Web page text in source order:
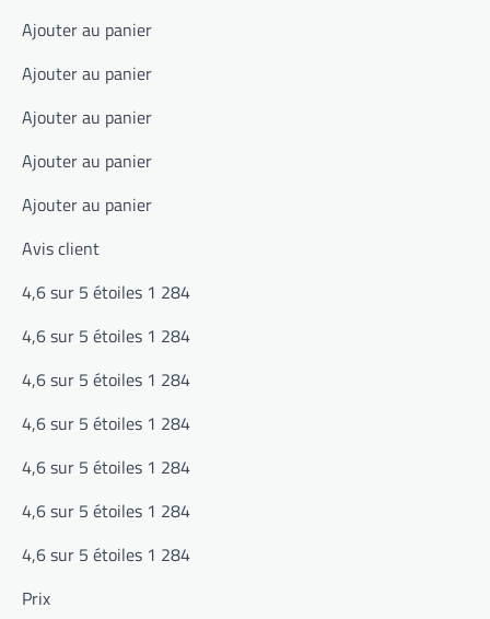
Ajouter au panier
Ajouter au panier
Ajouter au panier
Ajouter au panier
Ajouter au panier
Avis client
4,6 sur 5 étoiles 1 284
4,6 sur 5 étoiles 1 284
4,6 sur 5 étoiles 1 284
4,6 sur 5 étoiles 1 284
4,6 sur 5 étoiles 1 284
4,6 sur 5 étoiles 1 284
4,6 sur 5 étoiles 1 284
Prix